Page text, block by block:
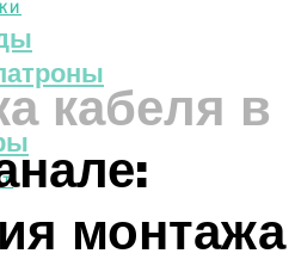
кабеля в
монтажа